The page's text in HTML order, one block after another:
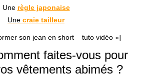
Une règle japonaise
Une craie tailleur
son jean en short – tuto vidéo »]
faites-vous pour
vêtements abimés ?